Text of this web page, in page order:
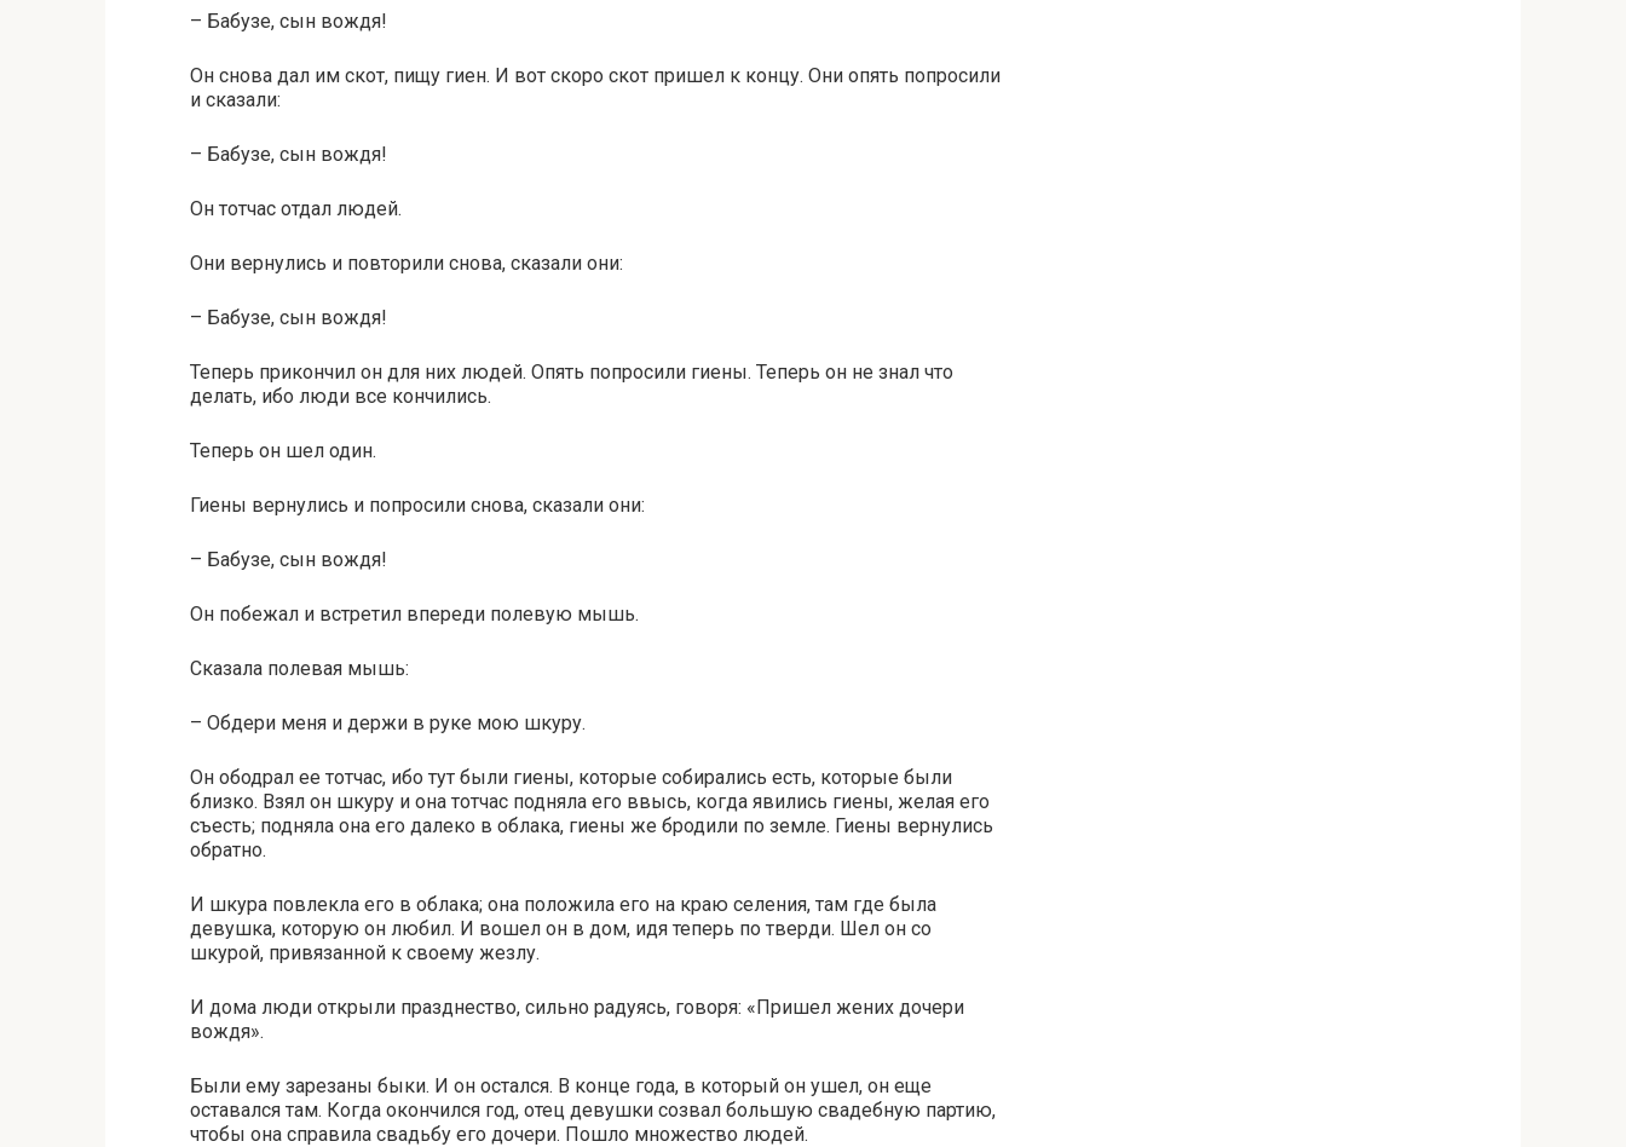
– Бабузе, сын вождя!
Он снова дал им скот, пищу гиен. И вот скоро скот пришел к концу. Они опять попросили
и сказали:
– Бабузе, сын вождя!
Он тотчас отдал людей.
Они вернулись и повторили снова, сказали они:
– Бабузе, сын вождя!
Теперь прикончил он для них людей. Опять попросили гиены. Теперь он не знал что
делать, ибо люди все кончились.
Теперь он шел один.
Гиены вернулись и попросили снова, сказали они:
– Бабузе, сын вождя!
Он побежал и встретил впереди полевую мышь.
Сказала полевая мышь:
– Обдери меня и держи в руке мою шкуру.
Он ободрал ее тотчас, ибо тут были гиены, которые собирались есть, которые были
близко. Взял он шкуру и она тотчас подняла его ввысь, когда явились гиены, желая его
съесть; подняла она его далеко в облака, гиены же бродили по земле. Гиены вернулись
обратно.
И шкура повлекла его в облака; она положила его на краю селения, там где была
девушка, которую он любил. И вошел он в дом, идя теперь по тверди. Шел он со
шкурой, привязанной к своему жезлу.
И дома люди открыли празднество, сильно радуясь, говоря: «Пришел жених дочери
вождя».
Были ему зарезаны быки. И он остался. В конце года, в который он ушел, он еще
оставался там. Когда окончился год, отец девушки созвал большую свадебную партию,
чтобы она справила свадьбу его дочери. Пошло множество людей.